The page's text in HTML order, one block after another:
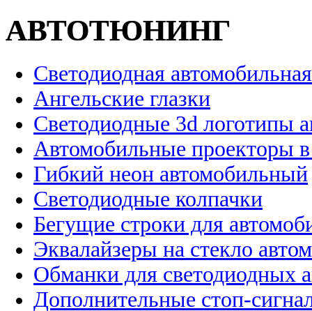
АВТОТЮНИНГ
Светодиодная
Ангельские глазки
Светодиодные 3d логотипы
Автомобильные проекторы
Гибкий неон автомобильный
Светодиодные колпачки
Бегущие строки для
Эквалайзеры на стекло
Обманки для светодиодных
Дополнительные стоп-